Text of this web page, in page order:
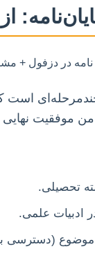
چندمرحله‌ای
موفقیت نهایی
تحصیلی.
علمی.
موضوع (دسترسی